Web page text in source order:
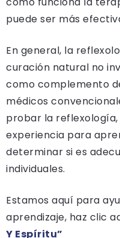
puede ser más
En general, la
curación natural no
como complemento
médicos
probar la
experiencia para
determinar si es
individuales.
Estamos aquí para
aprendizaje, haz clic
Y Espíritu”